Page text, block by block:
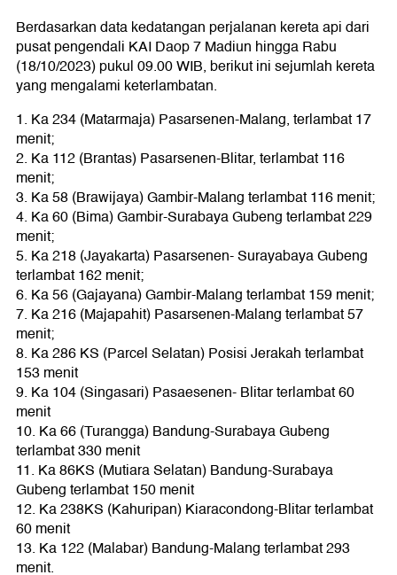
Berdasarkan data kedatangan perjalanan kereta api dari
pusat pengendali KAI Daop 7 Madiun hingga Rabu
(18/10/2023) pukul 09.00 WIB, berikut ini sejumlah kereta
yang mengalami keterlambatan.
1. Ka 234 (Matarmaja) Pasarsenen-Malang, terlambat 17
menit;
2. Ka 112 (Brantas) Pasarsenen-Blitar, terlambat 116
menit;
3. Ka 58 (Brawijaya) Gambir-Malang terlambat 116 menit;
4. Ka 60 (Bima) Gambir-Surabaya Gubeng terlambat 229
menit;
5. Ka 218 (Jayakarta) Pasarsenen- Surayabaya Gubeng
terlambat 162 menit;
6. Ka 56 (Gajayana) Gambir-Malang terlambat 159 menit;
7. Ka 216 (Majapahit) Pasarsenen-Malang terlambat 57
menit;
8. Ka 286 KS (Parcel Selatan) Posisi Jerakah terlambat
153 menit
9. Ka 104 (Singasari) Pasaesenen- Blitar terlambat 60
menit
10. Ka 66 (Turangga) Bandung-Surabaya Gubeng
terlambat 330 menit
11. Ka 86KS (Mutiara Selatan) Bandung-Surabaya
Gubeng terlambat 150 menit
12. Ka 238KS (Kahuripan) Kiaracondong-Blitar terlambat
60 menit
13. Ka 122 (Malabar) Bandung-Malang terlambat 293
menit.